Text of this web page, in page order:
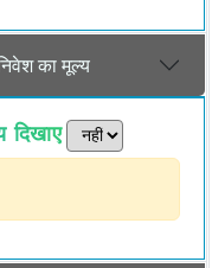
का मूल्य